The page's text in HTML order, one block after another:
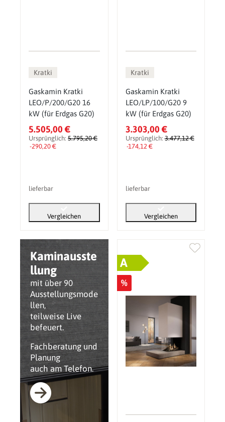
Kaminausste
llung
mit über 90
Ausstellungsmode
llen,
teilweise Live
befeuert.
Fachberatung und
Planung
auch am Telefon.
Kratki
Gaskamin Kratki
LEO/P/200/G20 16
kW (für Erdgas G20)
5.505,00 €
Ursprünglich: 5.795,20 €
-290,20 €
lieferbar
Vergleichen
Kratki
Gaskamin Kratki
LEO/LP/100/G20 9
kW (für Erdgas G20)
3.303,00 €
Ursprünglich:3.477,12 €
-174,12 €
lieferbar
Vergleichen
A
%